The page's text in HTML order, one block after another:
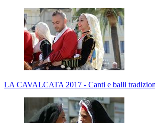
LA CAVALCATA 2017 - Canti e balli